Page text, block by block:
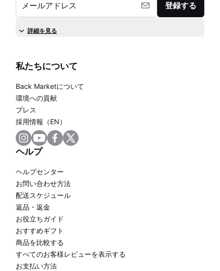
メールアドレス 登録する
詳細を見る
私たちについて
Back Marketについて
環境への貢献
プレス
採用情報（EN）
ヘルプ
ヘルプセンター
お問い合わせ方法
配送スケジュール
返品・返金
お役立ちガイド
おすすめギフト
商品を比較する
すべてのお客様レビューを表示する
お支払い方法